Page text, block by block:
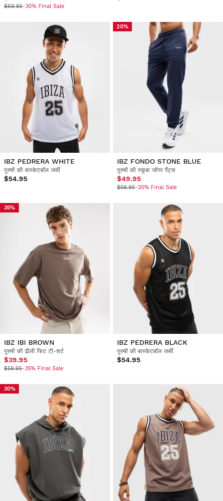
$69.95-30% Final Sale
IBZ PEDRERA WHITE
पुरुषों की बास्केटबॉल जर्सी
$54.95
20%
IBZ FONDO STONE BLUE
पुरुषों की स्कूबा जॉगर पैंट्स
$49.95
$59.95-20% Final Sale
35%
IBZ IBI BROWN
पुरुषों की ढीली फिट टी-शर्ट
$39.95
$59.95-35% Final Sale
IBZ PEDRERA BLACK
पुरुषों की बास्केटबॉल जर्सी
$54.95
30%